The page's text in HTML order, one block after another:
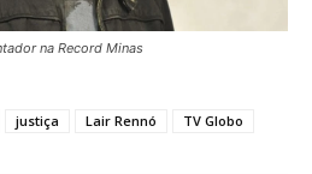
na Record Minas
justiça Lair Rennó TV Globo